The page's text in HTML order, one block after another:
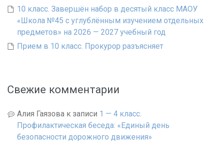
10 класс. Завершён набор в десятый класс МАОУ
«Школа №45 с углублённым изучением отдельных
предметов» на 2026 — 2027 учебный год
Прием в 10 класс. Прокурор разъясняет
Свежие комментарии
Алия Гаязова к записи 1 — 4 класс.
Профилактическая беседа: «Единый день
безопасности дорожного движения»